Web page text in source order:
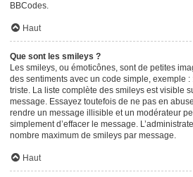
BBCodes.
Haut
Que sont les smileys ?
Les smileys, ou émoticônes, sont de petites
des sentiments avec un code simple, exemple
triste. La liste complète des smileys est visible
message. Essayez toutefois de ne pas en
rendre un message illisible et un modérateur
simplement d’effacer le message.
nombre maximum de smileys par message.
Haut